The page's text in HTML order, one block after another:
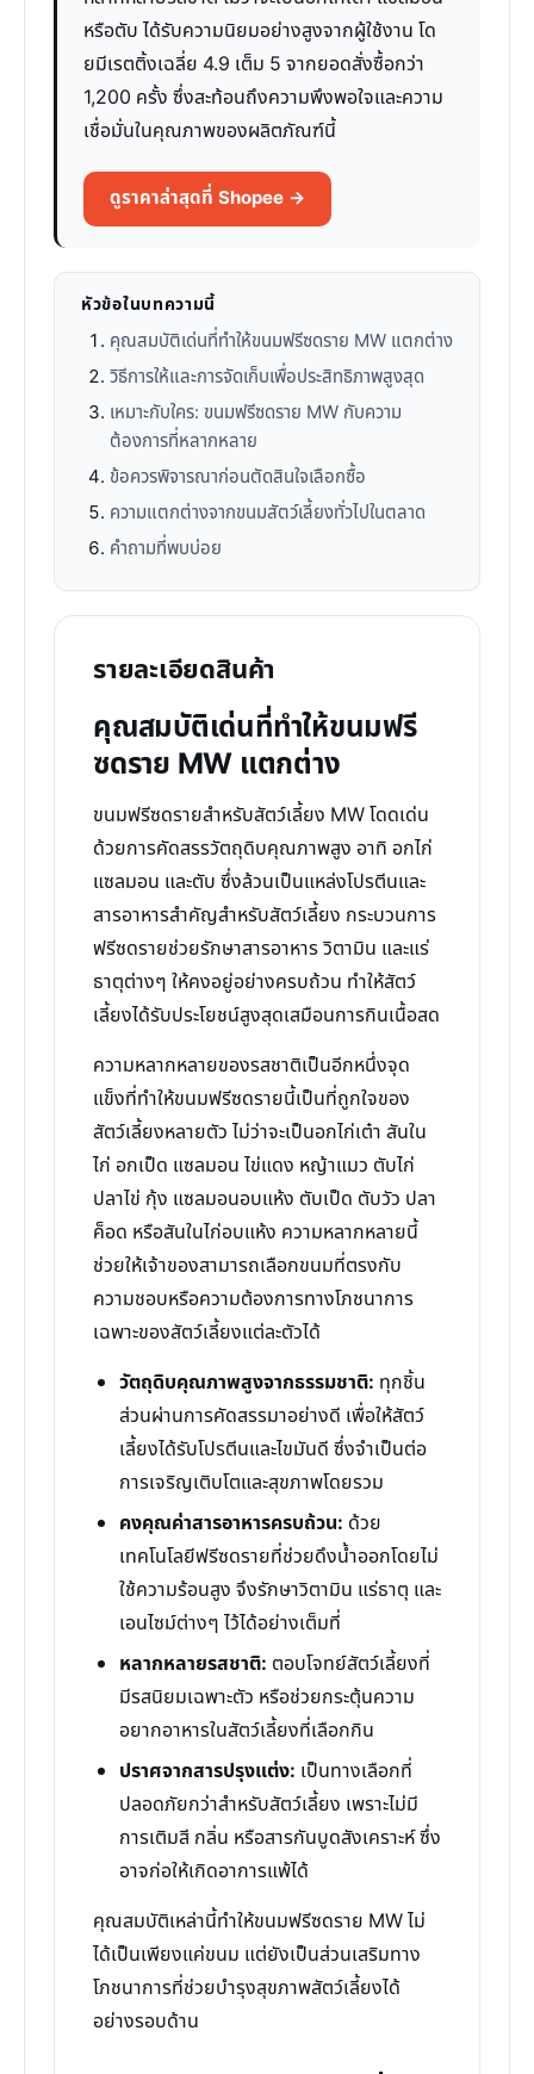
หรือตับ ได้รับความนิยมอย่างสูงจากผู้ใช้งาน โด
ยมีเรตติ้งเฉลี่ย 4.9 เต็ม 5 จากยอดสั่งซื้อกว่า
1,200 ครั้ง ซึ่งสะท้อนถึงความพึงพอใจและความ
เชื่อมั่นในคุณภาพของผลิตภัณฑ์นี้
ดูราคาล่าสุดที่ Shopee →
หัวข้อในบทความนี้
คุณสมบัติเด่นที่ทำให้ขนมฟรีซดราย MW แตกต่าง
วิธีการให้และการจัดเก็บเพื่อประสิทธิภาพสูงสุด
เหมาะกับใคร: ขนมฟรีซดราย MW กับความ
ต้องการที่หลากหลาย
ข้อควรพิจารณาก่อนตัดสินใจเลือกซื้อ
ความแตกต่างจากขนมสัตว์เลี้ยงทั่วไปในตลาด
คำถามที่พบบ่อย
รายละเอียดสินค้า
คุณสมบัติเด่นที่ทำให้ขนมฟรี
ซดราย MW แตกต่าง
ขนมฟรีซดรายสำหรับสัตว์เลี้ยง MW โดดเด่น
ด้วยการคัดสรรวัตถุดิบคุณภาพสูง อาทิ อกไก่
แซลมอน และตับ ซึ่งล้วนเป็นแหล่งโปรตีนและ
สารอาหารสำคัญสำหรับสัตว์เลี้ยง กระบวนการ
ฟรีซดรายช่วยรักษาสารอาหาร วิตามิน และแร่
ธาตุต่างๆ ให้คงอยู่อย่างครบถ้วน ทำให้สัตว์
เลี้ยงได้รับประโยชน์สูงสุดเสมือนการกินเนื้อสด
ความหลากหลายของรสชาติเป็นอีกหนึ่งจุด
แข็งที่ทำให้ขนมฟรีซดรายนี้เป็นที่ถูกใจของ
สัตว์เลี้ยงหลายตัว ไม่ว่าจะเป็นอกไก่เต๋า สันใน
ไก่ อกเป็ด แซลมอน ไข่แดง หญ้าแมว ตับไก่
ปลาไข่ กุ้ง แซลมอนอบแห้ง ตับเป็ด ตับวัว ปลา
ค็อด หรือสันในไก่อบแห้ง ความหลากหลายนี้
ช่วยให้เจ้าของสามารถเลือกขนมที่ตรงกับ
ความชอบหรือความต้องการทางโภชนาการ
เฉพาะของสัตว์เลี้ยงแต่ละตัวได้
วัตถุดิบคุณภาพสูงจากธรรมชาติ: ทุกชิ้น
ส่วนผ่านการคัดสรรมาอย่างดี เพื่อให้สัตว์
เลี้ยงได้รับโปรตีนและไขมันดี ซึ่งจำเป็นต่อ
การเจริญเติบโตและสุขภาพโดยรวม
คงคุณค่าสารอาหารครบถ้วน: ด้วย
เทคโนโลยีฟรีซดรายที่ช่วยดึงน้ำออกโดยไม่
ใช้ความร้อนสูง จึงรักษาวิตามิน แร่ธาตุ และ
เอนไซม์ต่างๆ ไว้ได้อย่างเต็มที่
หลากหลายรสชาติ: ตอบโจทย์สัตว์เลี้ยงที่
มีรสนิยมเฉพาะตัว หรือช่วยกระตุ้นความ
อยากอาหารในสัตว์เลี้ยงที่เลือกกิน
ปราศจากสารปรุงแต่ง: เป็นทางเลือกที่
ปลอดภัยกว่าสำหรับสัตว์เลี้ยง เพราะไม่มี
การเติมสี กลิ่น หรือสารกันบูดสังเคราะห์ ซึ่ง
อาจก่อให้เกิดอาการแพ้ได้
คุณสมบัติเหล่านี้ทำให้ขนมฟรีซดราย MW ไม่
ได้เป็นเพียงแค่ขนม แต่ยังเป็นส่วนเสริมทาง
โภชนาการที่ช่วยบำรุงสุขภาพสัตว์เลี้ยงได้
อย่างรอบด้าน